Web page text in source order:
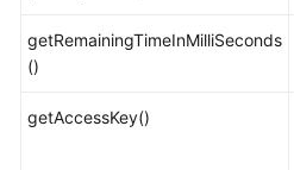
API
getRemainingTimeInMilliSeconds
()
getAccessKey()